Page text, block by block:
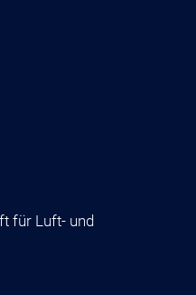
für Luft- und